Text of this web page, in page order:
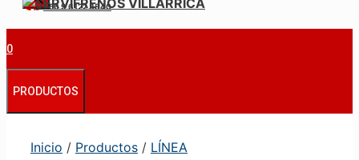
+56 9 6122 3840
0
PRODUCTOS
Inicio / Productos / LÍNEA